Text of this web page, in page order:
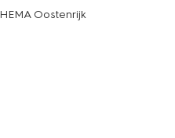
HEMA Oostenrijk